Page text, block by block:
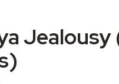
Jealousy